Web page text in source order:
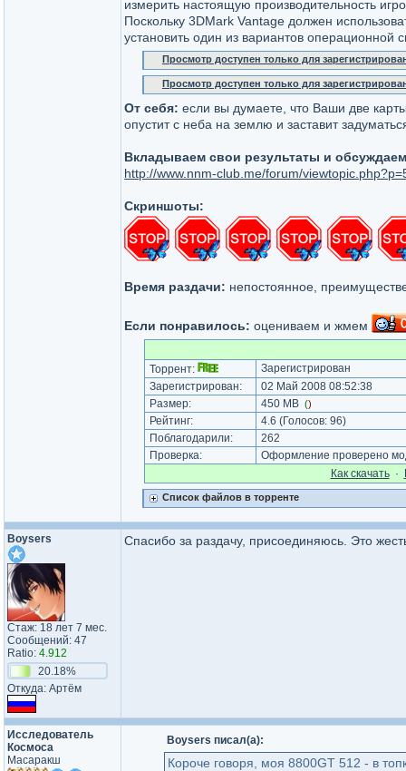
измерить настоящую производительность
Поскольку 3DMark Vantage должен
установить один из вариантов
Просмотр доступен только для
Просмотр доступен только для
От себя: если вы думаете, что Ваши две
опустит с неба на землю и заставит
Вкладываем свои результаты и
http://www.nnm-club.me/forum/
Скриншоты:
Время раздачи: непостоянное,
Если понравилось: оцениваем и жмем
Торрент:
Зарегистрирован
Зарегистрирован:
02 Май 2008 08:52:38
Размер:
450 MB ()
Рейтинг: 4.6 (Голосов: 96)
Поблагодарили:
262
Проверка:
Оформление проверено
Как cкачать·
Список файлов в торренте
Boysers
Стаж: 18 лет 7 мес.
Сообщений: 47
Ratio: 4.912
20.18%
Откуда: Артём
Спасибо за раздачу, присоединяюсь. Это
Исследователь
Космоса
Масаракш
Boysers писал(а):
Короче говоря, моя 8800GT 512 - в